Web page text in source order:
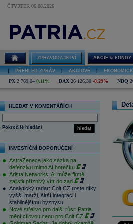
ČTVRTEK 06.08.2026
ZPRAVODAJSTVÍ AKCIE & FONDY
PŘEHLED ZPRÁV AKCIOVÉ
PX 2 769,04 0,11% DAX 26 126,30 -0,29% NDQ
HLEDAT V KOMENTÁŘÍCH
hledat
Pokročilé hledání
INVESTIČNÍ DOPORUČENÍ
AstraZeneca jako sázka na
defenzivu mimo AI horečku
Arista Networks: AI může firmě
zajistit příznivý vítr do zad
Analytický radar: Colt CZ roste díky
vyšší marži, širší integraci i
stabilnějšímu byznysu
Nové střelivo pro další růst. Patria
mění cílovou cenu pro Colt CZ